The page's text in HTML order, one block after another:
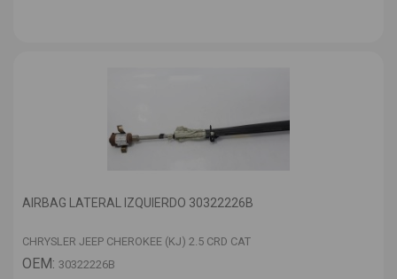
AIRBAG LATERAL IZQUIERDO 30322226B
CHRYSLER JEEP CHEROKEE (KJ) 2.5 CRD CAT
OEM: 30322226B